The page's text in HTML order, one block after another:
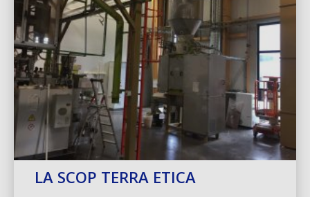
LA SCOP TERRA ETICA